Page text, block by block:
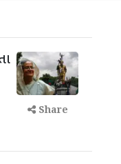
Share